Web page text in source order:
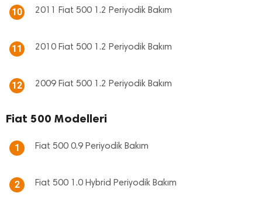
10 2011 Fiat 500 1.2 Periyodik Bakım
11 2010 Fiat 500 1.2 Periyodik Bakım
12 2009 Fiat 500 1.2 Periyodik Bakım
Fiat 500 Modelleri
1 Fiat 500 0.9 Periyodik Bakım
2 Fiat 500 1.0 Hybrid Periyodik Bakım